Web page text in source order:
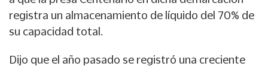
registra un almacenamiento de líquido del 70% de
su capacidad total.
Dijo que el año pasado se registró una creciente